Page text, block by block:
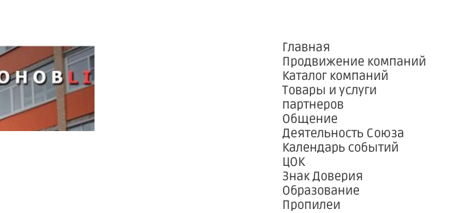
Главная
Продвижение компаний
Каталог компаний
Товары и услуги
партнеров
Общение
Деятельность Союза
Календарь событий
ЦОК
Знак Доверия
Образование
Пропилеи